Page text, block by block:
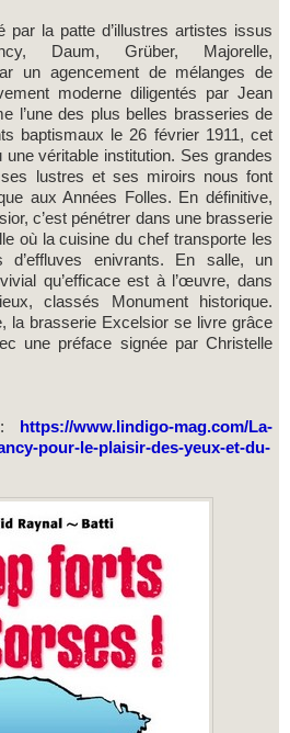
par la patte d’illustres artistes issus
Daum, Grüber, Majorelle,
un agencement de mélanges de
moderne diligentés par Jean
l’une des plus belles brasseries de
baptismaux le 26 février 1911, cet
véritable institution. Ses grandes
lustres et ses miroirs nous font
aux Années Folles. En définitive,
c’est pénétrer dans une brasserie
où la cuisine du chef transporte les
enivrants. En salle, un
qu’efficace est à l’œuvre, dans
classés Monument historique.
la brasserie Excelsior se livre grâce
une préface signée par Christelle
https://www.lindigo-mag.com/La-
pour-le-plaisir-des-yeux-et-du-